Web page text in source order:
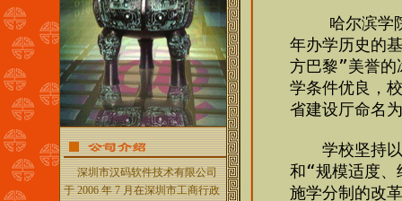
深圳市汉码软件技术有限公司
于 2006 年 7 月在深圳市工商行政